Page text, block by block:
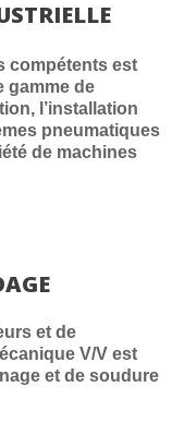
compétents est
gamme de
l’installation
pneumatiques
de machines
et de
V/V est
et de soudure